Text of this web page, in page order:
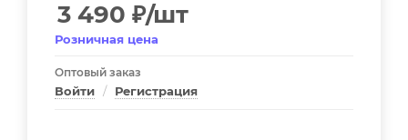
3 490 ₽/шт
Розничная цена
Оптовый заказ
Войти / Регистрация